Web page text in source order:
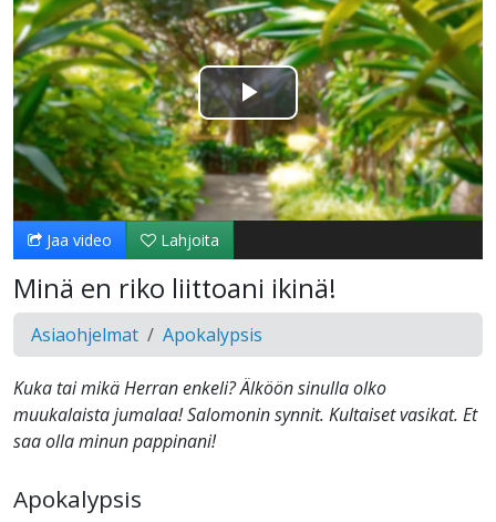
Toista
Video
Jaa video Lahjoita
Minä en riko liittoani ikinä!
Asiaohjelmat Apokalypsis
Kuka tai mikä Herran enkeli? Älköön sinulla olko
muukalaista jumalaa! Salomonin synnit. Kultaiset vasikat. Et
saa olla minun pappinani!
Apokalypsis